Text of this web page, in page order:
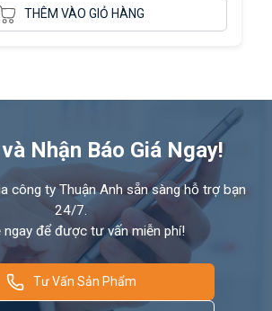
THÊM VÀO GIỎ HÀNG
Nhận Báo Giá Ngay!
công ty Thuận Anh sẵn sàng hỗ trợ bạn
24/7.
ngay để được tư vấn miễn phí!
Tư Vấn Sản Phẩm